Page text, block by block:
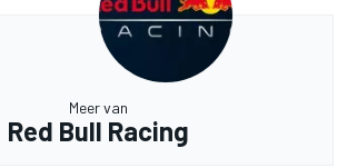
Meer van
Red Bull Racing